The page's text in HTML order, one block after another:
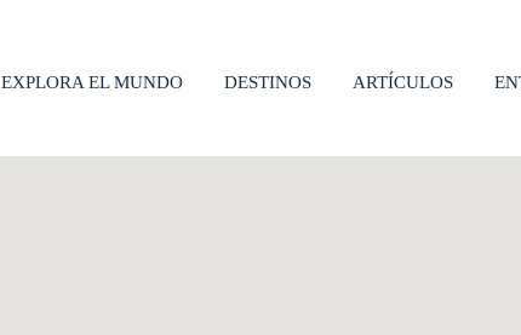
EXPLORA EL MUNDO DESTINOS ARTÍCULOS